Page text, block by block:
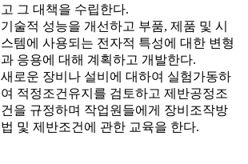
고 그 대책을 수립한다.
기술적 성능을 개선하고 부품, 제품 및 시
스템에 사용되는 전자적 특성에 대한 변형
과 응용에 대해 계획하고 개발한다.
새로운 장비나 설비에 대하여 실험가동하
여 적정조건유지를 검토하고 제반공정조
건을 규정하며 작업원들에게 장비조작방
법 및 제반조건에 관한 교육을 한다.